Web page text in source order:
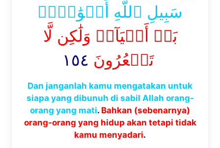
سَبِيلِ ٱللَّهِ أَمۡوَٰتُۢۚ
بَلۡ أَحۡيَآءٞ وَلَٰكِن لَّا
تَشۡعُرُونَ ١٥٤
Dan janganlah kamu mengatakan untuk
siapa yang dibunuh di sabil Allah orang-
orang yang mati. Bahkan (sebenarnya)
orang-orang yang hidup akan tetapi tidak
kamu menyadari.